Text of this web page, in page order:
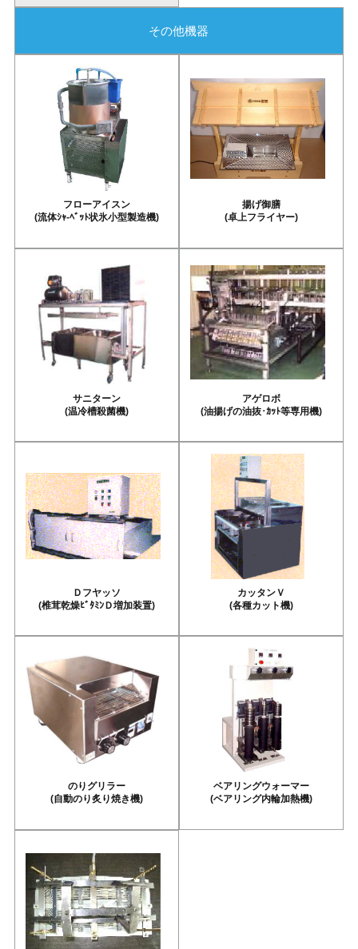
その他機器
フローアイスン
(流体ｼｬ-ﾍﾞｯﾄ状氷小型製造機)
揚げ御膳
(卓上フライヤー)
サニターン
(温冷槽殺菌機)
アゲロボ
(油揚げの油抜･ｶｯﾄ等専用機)
Ｄフヤッソ
(椎茸乾燥ﾋﾞﾀﾐﾝＤ増加装置)
カッタンＶ
(各種カット機)
のりグリラー
(自動のり炙り焼き機)
ベアリングウォーマー
(ベアリング内輪加熱機)